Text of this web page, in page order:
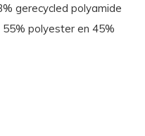
gerecycled polyamide
55% polyester en 45%